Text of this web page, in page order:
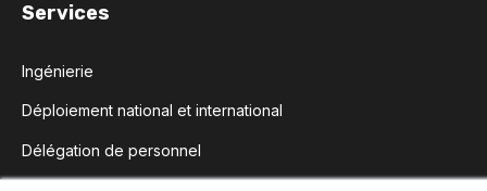
Services
Ingénierie
Déploiement national et international
Délégation de personnel